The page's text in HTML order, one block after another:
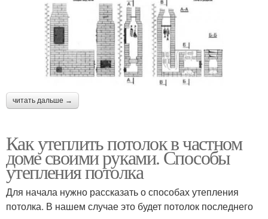
читать дальше →
Как утеплить потолок в частном
доме своими руками. Способы
утепления потолка
Для начала нужно рассказать о способах утепления
потолка. В нашем случае это будет потолок последнего